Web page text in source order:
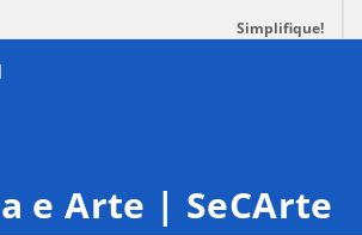
Simplifique!
e Arte | SeCArte